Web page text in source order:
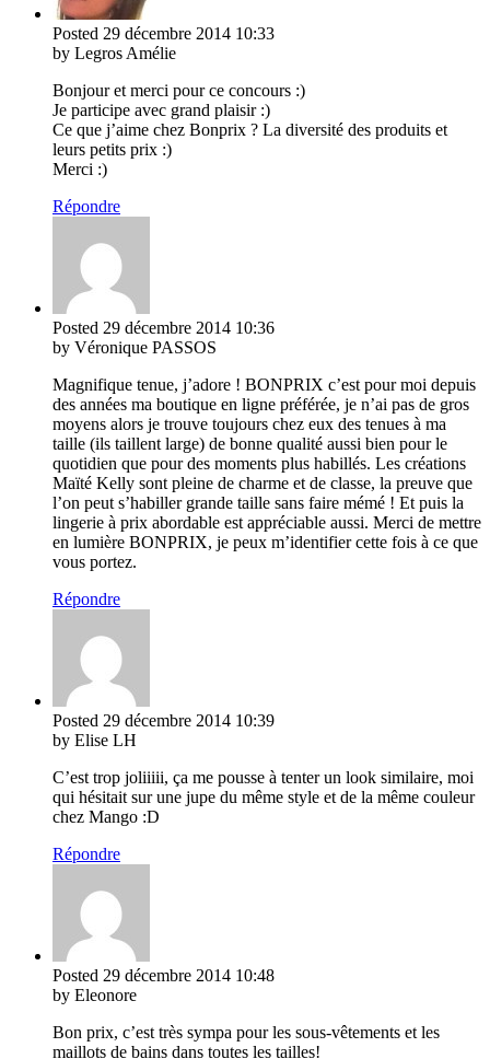
Posted 29 décembre 2014 10:33
by Legros Amélie
Bonjour et merci pour ce concours :)
Je participe avec grand plaisir :)
Ce que j’aime chez Bonprix ? La diversité des produits et
leurs petits prix :)
Merci :)
Répondre
Posted 29 décembre 2014 10:36
by Véronique PASSOS
Magnifique tenue, j’adore ! BONPRIX c’est pour moi depuis
des années ma boutique en ligne préférée, je n’ai pas de gros
moyens alors je trouve toujours chez eux des tenues à ma
taille (ils taillent large) de bonne qualité aussi bien pour le
quotidien que pour des moments plus habillés. Les créations
Maïté Kelly sont pleine de charme et de classe, la preuve que
l’on peut s’habiller grande taille sans faire mémé ! Et puis la
lingerie à prix abordable est appréciable aussi. Merci de mettre
en lumière BONPRIX, je peux m’identifier cette fois à ce que
vous portez.
Répondre
Posted 29 décembre 2014 10:39
by Elise LH
C’est trop joliiiii, ça me pousse à tenter un look similaire, moi
qui hésitait sur une jupe du même style et de la même couleur
chez Mango :D
Répondre
Posted 29 décembre 2014 10:48
by Eleonore
Bon prix, c’est très sympa pour les sous-vêtements et les
maillots de bains dans toutes les tailles!